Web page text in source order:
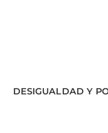
DESIGUALDAD Y